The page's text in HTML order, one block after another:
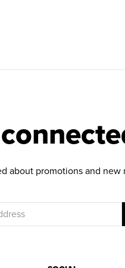
about promotions and new